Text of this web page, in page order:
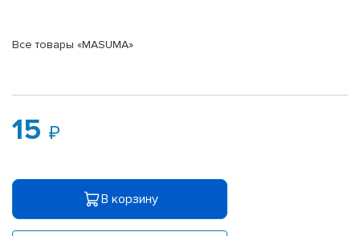
Все товары «MASUMA»
15
В корзину